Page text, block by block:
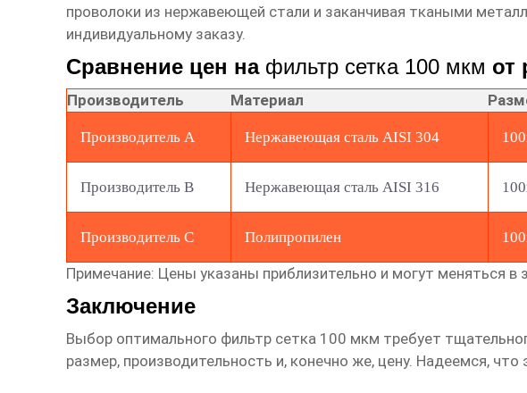
проволоки из нержавеющей стали и заканчивая ткаными
индивидуальному заказу.
Сравнение цен на фильтр сетка 100 мкм от
Производитель Материал
Производитель A Нержавеющая сталь AISI 304
Производитель B Нержавеющая сталь AISI 316
Производитель C Полипропилен
Примечание: Цены указаны приблизительно и могут меняться в
Заключение
Выбор оптимального фильтр сетка 100 мкм требует
размер, производительность и, конечно же, цену. Надеемся,